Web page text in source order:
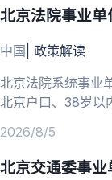
北京法院事业
中国 政策解读
北京法院系统事业
北京户口、38岁以
2026/8/5
北京交通委事